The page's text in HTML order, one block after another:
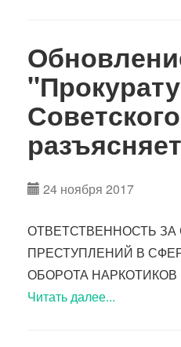
24 ноября 2017
ОТВЕТСТВЕННОСТЬ
ПРЕСТУПЛЕНИЙ В
ОБОРОТА НАРКОТИКОВ
Читать далее...